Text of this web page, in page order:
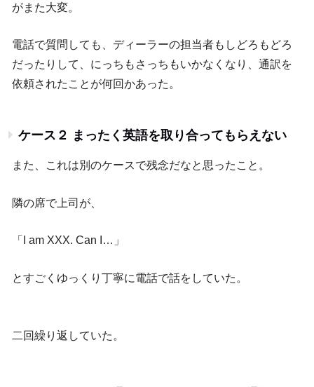
がまた大変。
電話で質問しても、ディーラーの担当者もしどろもどろ
だったりして、にっちもさっちもいかなくなり、通訳を
依頼されたことが何回かあった。
ケース２ まったく英語を取り合ってもらえない
また、これは別のケースで残念だなと思ったこと。
隣の席で上司が、
「I am XXX. Can I…」
とすごくゆっくり丁寧に電話で話をしていた。
二回繰り返していた。